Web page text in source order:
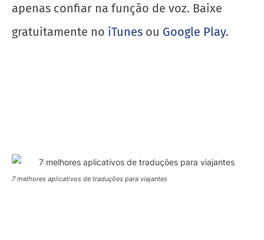
apenas confiar na função de voz. Baixe
gratuitamente no iTunes ou Google Play.
7 melhores aplicativos de traduções para viajantes